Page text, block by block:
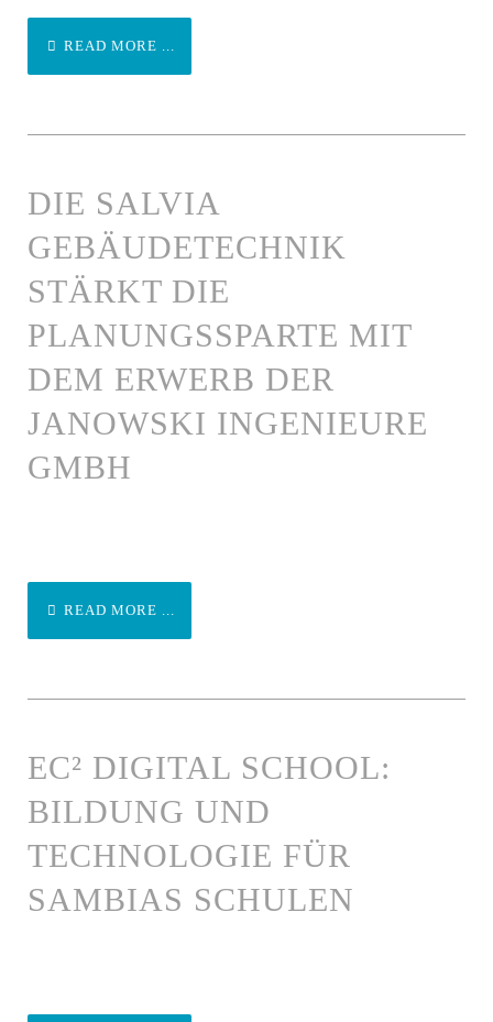
READ MORE ...
DIE SALVIA
GEBÄUDETECHNIK
STÄRKT DIE
PLANUNGSSPARTE MIT
DEM ERWERB DER
JANOWSKI INGENIEURE
GMBH
READ MORE ...
EC² DIGITAL SCHOOL:
BILDUNG UND
TECHNOLOGIE FÜR
SAMBIAS SCHULEN